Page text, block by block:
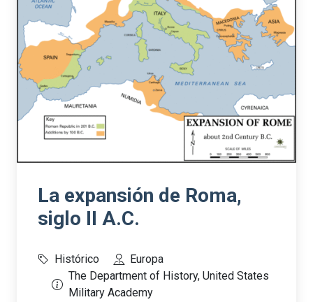
La expansión de Roma,
siglo II A.C.
Histórico
Europa
The Department of History, United States
Military Academy